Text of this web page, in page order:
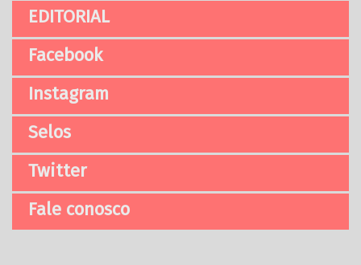
EDITORIAL
Facebook
Instagram
Selos
Twitter
Fale conosco